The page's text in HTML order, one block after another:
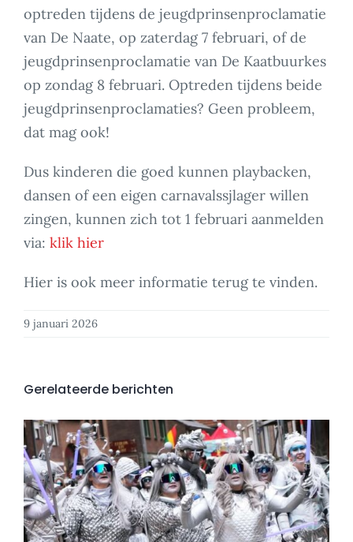
optreden tijdens de jeugdprinsenproclamatie
van De Naate, op zaterdag 7 februari, of de
jeugdprinsenproclamatie van De Kaatbuurkes
op zondag 8 februari. Optreden tijdens beide
jeugdprinsenproclamaties? Geen probleem,
dat mag ook!
Dus kinderen die goed kunnen playbacken,
dansen of een eigen carnavalssjlager willen
zingen, kunnen zich tot 1 februari aanmelden
via: klik hier
Hier is ook meer informatie terug te vinden.
9 januari 2026
Gerelateerde berichten